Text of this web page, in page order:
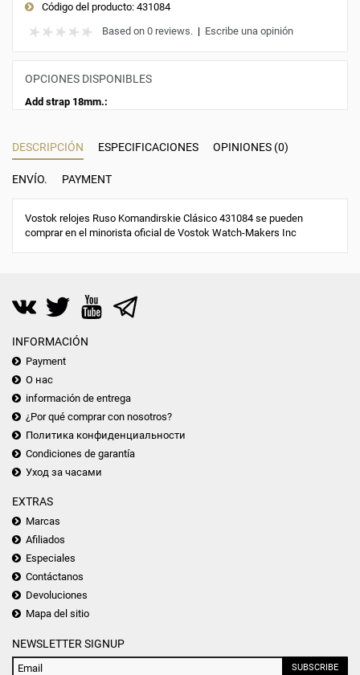
Código del producto: 431084
Based on 0 reviews. | Escribe una opinión
OPCIONES DISPONIBLES
Add strap 18mm.:
DESCRIPCIÓN ESPECIFICACIONES OPINIONES (0)
ENVÍO. PAYMENT
Vostok relojes Ruso Komandirskie Clásico 431084 se pueden
comprar en el minorista oficial de Vostok Watch-Makers Inc
INFORMACIÓN
Payment
О нас
información de entrega
¿Por qué comprar con nosotros?
Политика конфиденциальности
Condiciones de garantía
Уход за часами
EXTRAS
Marcas
Afiliados
Especiales
Contáctanos
Devoluciones
Mapa del sitio
NEWSLETTER SIGNUP
SUBSCRIBE